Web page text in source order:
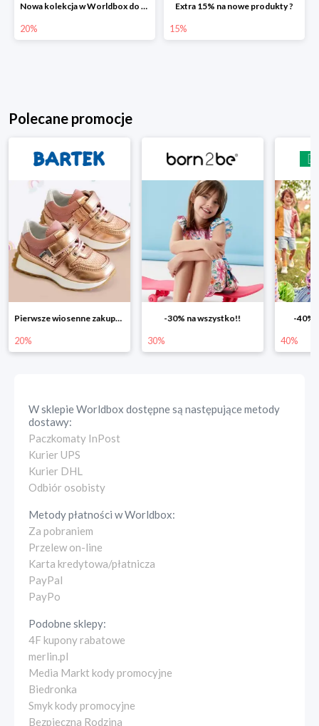
Nowa kolekcja w Worldbox do -20%
20%
Extra 15% na nowe produkty ?
15%
Polecane promocje
-30% na wszystko!!
30%
-40% na drugą sztukę
40% 25%
W sklepieWorldbox dostępne są następujące metody
dostawy:
Paczkomaty InPost
Kurier UPS
Kurier DHL
Odbiór osobisty
Metody płatności wWorldbox:
Za pobraniem
Przelew on-line
Karta kredytowa/płatnicza
PayPal
PayPo
Podobne sklepy:
4F kupony rabatowe
merlin.pl
Media Markt kody promocyjne
Biedronka
Smyk kody promocyjne
Bezpieczna Rodzina